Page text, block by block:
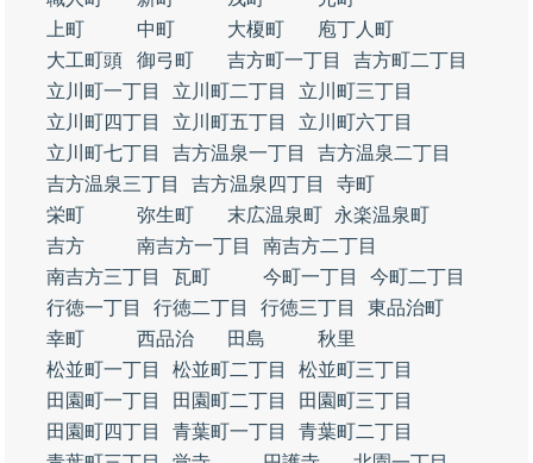
上町
中町 大榎町
庖丁人町
大工町頭
御弓町 吉方町一丁目
吉方町二丁目
立川町一丁目
立川町二丁目
立川町三丁目
立川町四丁目
立川町五丁目
立川町六丁目
立川町七丁目
吉方温泉一丁目
吉方温泉二丁目
吉方温泉三丁目
吉方温泉四丁目
寺町
栄町
弥生町 末広温泉町
永楽温泉町
吉方
南吉方一丁目
南吉方二丁目
南吉方三丁目
瓦町 今町一丁目
今町二丁目
行徳一丁目
行徳二丁目 行徳三丁目
東品治町
幸町
西品治 田島
秋里
松並町一丁目
松並町二丁目
松並町三丁目
田園町一丁目
田園町二丁目
田園町三丁目
田園町四丁目
青葉町一丁目
青葉町二丁目